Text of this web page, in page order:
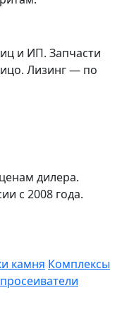
и ИП. Запчасти
Лизинг — по
дилера.
с 2008 года.
камня Комплексы